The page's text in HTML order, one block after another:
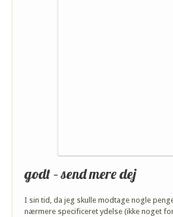
godt – send mere dej
I sin tid, da jeg skulle modtage nogle
nærmere specificeret ydelse (ikke noget